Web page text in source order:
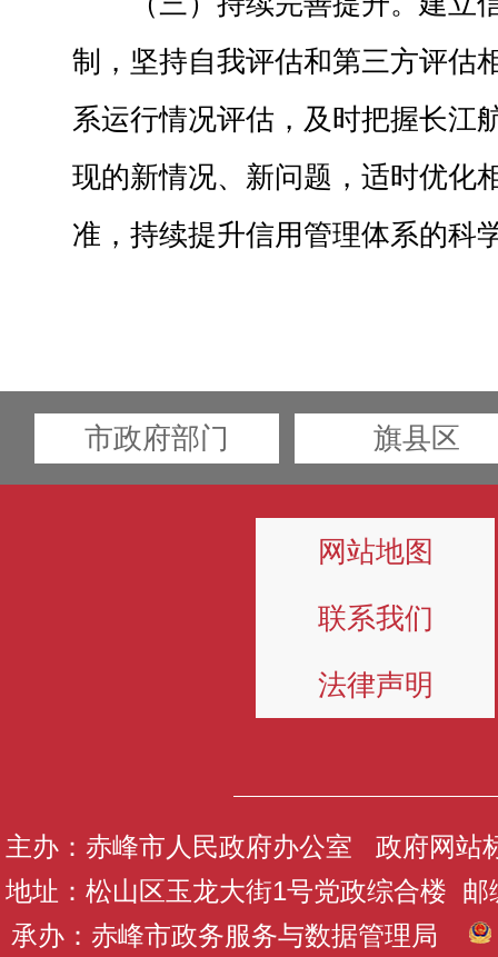
制，坚持自我评估和第三方评估
系运行情况评估，及时把握长江
现的新情况、新问题，适时优化
准，持续提升信用管理体系的科
市政府部门 旗县区
网站地图
联系我们
法律声明
主办：赤峰市人民政府办公室 政府网站
地址：松山区玉龙大街1号党政综合楼 邮
承办：赤峰市政务服务与数据管理局